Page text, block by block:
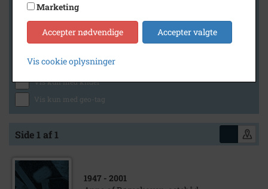
Generelt
Vis kun med billeder
Vis kun med lydklip
Vis kun med kilder
Vis kun med geo-tag
Side 1 af 1
1947 - 2001
Marketing
Accepter nødvendige Accepter valgte
Vis cookie oplysninger